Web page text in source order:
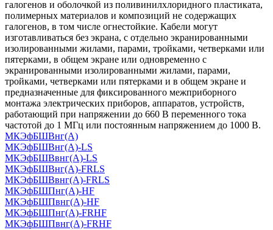
галогенов и оболочкой из поливинилхлоридного пластиката,
полимерных материалов и композиций не содержащих
галогенов, в том числе огнестойкие. Кабели могут
изготавливаться без экрана, с отдельно экранированными
изолированными жилами, парами, тройками, четверками или
пятерками, в общем экране или одновременно с
экранированными изолированными жилами, парами,
тройками, четверками или пятерками и в общем экране и
предназначенные для фиксированного межприборного
монтажа электрических приборов, аппаратов, устройств,
работающий при напряжении до 660 В переменного тока
частотой до 1 МГц или постоянным напряжением до 1000 В.
МКЭфБШВнг(А)
МКЭфБШВнг(А)-LS
МКЭфБШВвнг(А)-LS
МКЭфБШВнг(А)-FRLS
МКЭфБШВвнг(А)-FRLS
МКЭфБШПнг(А)-HF
МКЭфБШПвнг(А)-HF
МКЭфБШПнг(А)-FRHF
МКЭфБШПвнг(А)-FRHF